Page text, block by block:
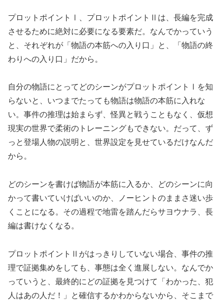
プロットポイントⅠ、プロットポイントⅡは、長編を完成
させるために絶対に必要になる要素だ。なんでかっていう
と、それぞれが「物語の本筋への入り口」と、「物語の終
わりへの入り口」だから。
自分の物語にとってどのシーンがプロットポイントⅠを知
らないと、いつまでたっても物語は物語の本筋に入れな
い。事件の推理は始まらず、怪異と戦うこともなく、仮想
現実の世界で柔術のトレーニングもできない。だって、ず
っと登場人物の説明と、世界設定を見せているだけなんだ
から。
どのシーンを書けば物語が本筋に入るか、どのシーンに向
かって書いていけばいいのか、ノーヒントのままさ迷い歩
くことになる。その過程で地雷を踏んだらサヨウナラ、長
編は書けなくなる。
プロットポイントⅡがはっきりしていない場合、事件の推
理で証拠集めをしても、事態は全く進展しない。なんでか
っていうと、最終的にどの証拠を見つけて「わかった、犯
人はあの人だ！」と確信するかわからないから、そこまで